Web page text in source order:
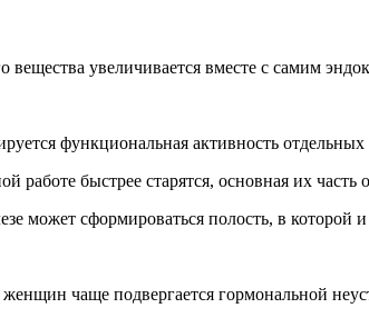
вещества увеличивается вместе с самим
функциональная активность
работе быстрее старятся, основная их часть
может сформироваться полость, в которой
чаще подвергается гормональной